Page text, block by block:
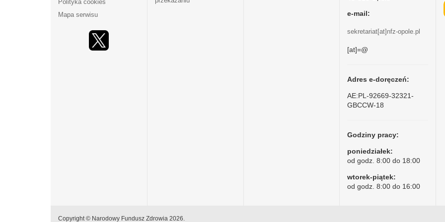
Polityka cookies
Mapa serwisu
e-mail:
sekretariat[at]nfz-opole.pl
[at]=@
Adres e-doręczeń:
AE:PL-92669-32321-
GBCCW-18
Godziny pracy:
poniedziałek:
od godz. 8:00 do 18:00
wtorek-piątek:
od godz. 8:00 do 16:00
Copyright © Narodowy Fundusz Zdrowia 2026.